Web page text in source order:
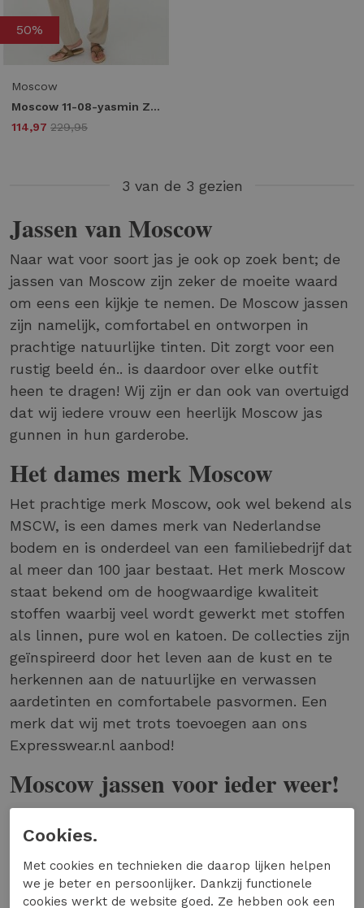
50%
Moscow
Moscow 11-08-yasmin Zomerjassen 412-1 wet sand solid
114,97 229,95
3 van de 3 gezien
Jassen van Moscow
Naar wat voor soort jas je ook op zoek bent; de
jassen van Moscow zijn zeker de moeite waard
om eens een kijkje te nemen. De Moscow jassen
zijn namelijk, comfortabel en ontworpen in
prachtige natuurlijke tinten. Dit zorgt voor een
rustig beeld én.. is daardoor over elke outfit
heen te dragen! Wij zijn er dan ook van overtuigd
dat wij iedere vrouw een heerlijk Moscow jas
gunnen in hun garderobe.
Het dames merk Moscow
Het prachtige merk Moscow, ook wel bekend als
MSCW, is een dames merk van Nederlandse
bodem en is onderdeel van een familiebedrijf dat
al meer dan 100 jaar bestaat. Het merk Moscow
staat bekend om de hoogwaardige kwaliteit
stoffen waarbij veel wordt gewerkt met stoffen
als linnen, pure wol en katoen. De collecties zijn
geïnspireerd door het leven aan de kust en te
herkennen aan de natuurlijke en verwassen
aardetinten en comfortabele pasvormen. Een
merk dat wij met trots toevoegen aan ons
Expresswear.nl aanbod!
Moscow jassen voor ieder weer!
De jassen van Moscow zijn een grote favoriet
onder velen. En dat snappen wij wel!
rest van de Moscow collectie kun je de jassen
omschrijven als eenvoudig, tijdloos en gemaakt
van een hoge kwaliteit. Jassen van Moscow
Cookies.
Met cookies en technieken die daarop lijken helpen
we je beter en persoonlijker. Dankzij functionele
cookies werkt de website goed. Ze hebben ook een